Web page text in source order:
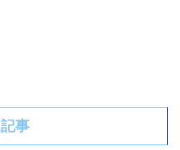
事